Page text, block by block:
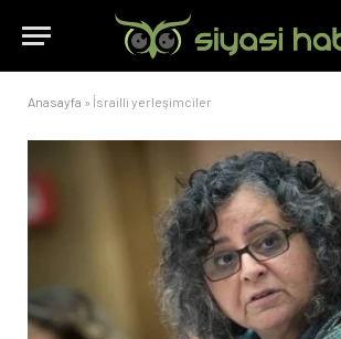
Anasayfa » İsrailli yerleşimciler